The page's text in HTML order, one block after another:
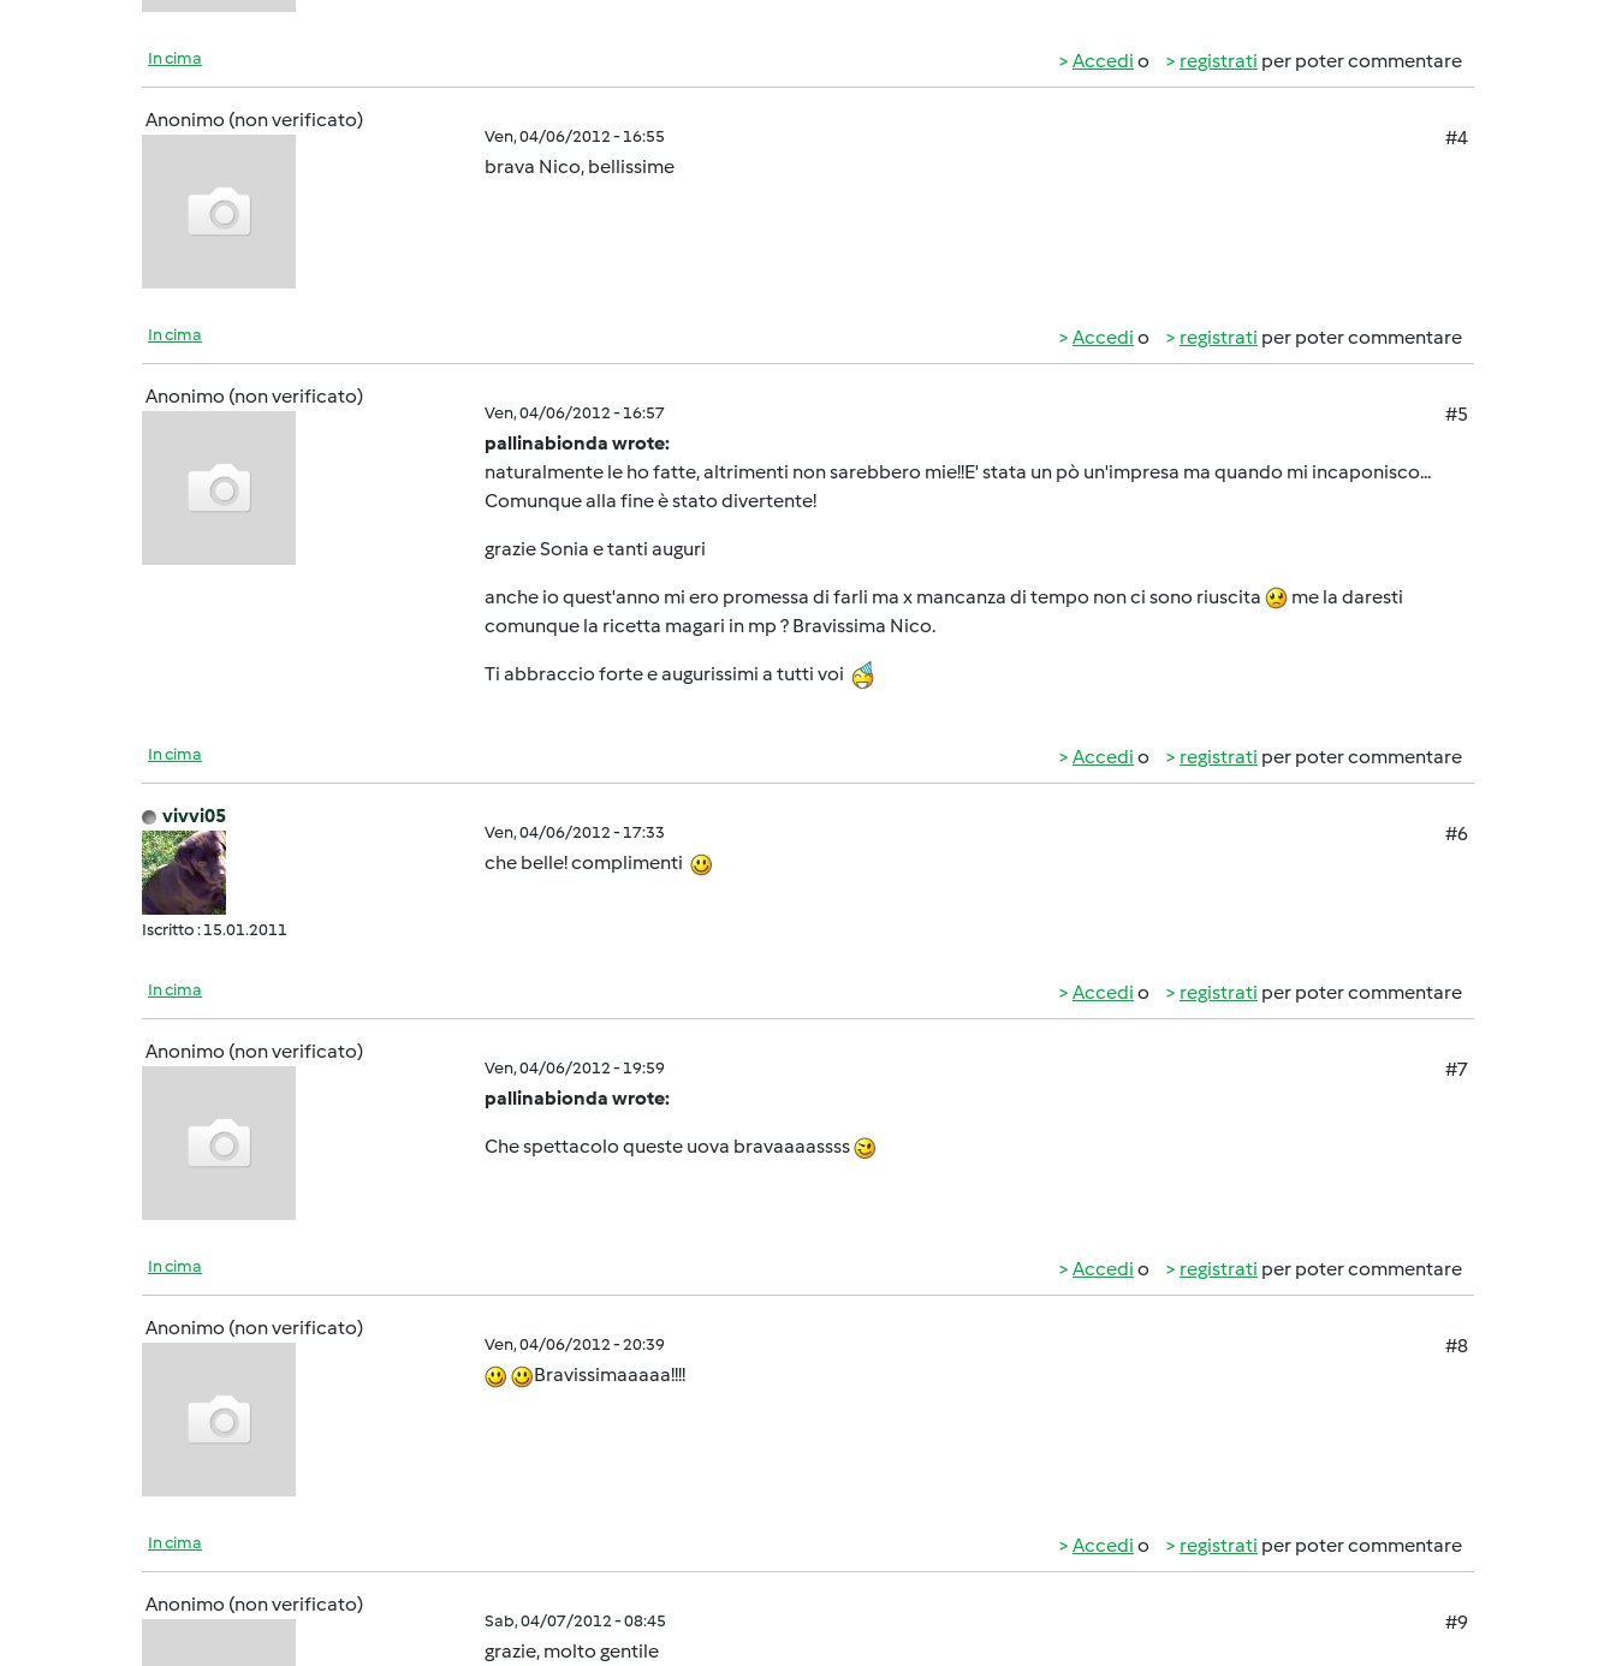
In cima Accedi o registrati per poter commentare
Anonimo (non verificato)
Ven, 04/06/2012 - 16:55
#4
brava Nico, bellissime
In cima Accedi o registrati per poter commentare
Anonimo (non verificato)
Ven, 04/06/2012 - 16:57
#5
pallinabionda wrote:
naturalmente le ho fatte, altrimenti non sarebbero mie!!E' stata un pò un'impresa ma quando mi incaponisco...
Comunque alla fine è stato divertente!
grazie Sonia e tanti auguri
anche io quest'anno mi ero promessa di farli ma x mancanza di tempo non ci sono riuscita
me la daresti
comunque la ricetta magari in mp ? Bravissima Nico.
Ti abbraccio forte e augurissimi a tutti voi
In cima Accedi o registrati per poter commentare
vivvi05
Iscritto : 15.01.2011
Ven, 04/06/2012 - 17:33
#6
che belle! complimenti
In cima Accedi o registrati per poter commentare
Anonimo (non verificato)
Ven, 04/06/2012 - 19:59
#7
pallinabionda wrote:
Che spettacolo queste uova bravaaaassss
In cima Accedi o registrati per poter commentare
Anonimo (non verificato)
Ven, 04/06/2012 - 20:39
#8
Bravissimaaaaa!!!!
In cima Accedi o registrati per poter commentare
Anonimo (non verificato)
Sab, 04/07/2012 - 08:45
#9
grazie, molto gentile